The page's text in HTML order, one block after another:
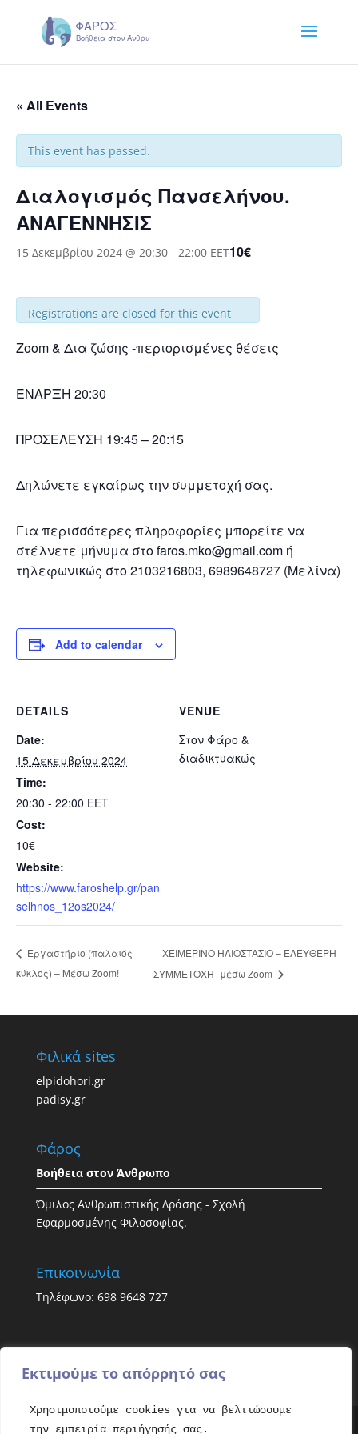
Εκτιμούμε το απόρρητό σας
Χρησιμοποιούμε cookies για να βελτιώσουμε
την εμπειρία περιήγησής σας.
« All Events
This event has passed.
Διαλογισμός Πανσελήνου.
ΑΝΑΓΕΝΝΗΣΙΣ
15 Δεκεμβρίου 2024 @ 20:30 - 22:00 EET10€
Registrations are closed for this event
Zoom & Δια ζώσης -περιορισμένες θέσεις
ΕΝΑΡΞΗ 20:30
ΠΡΟΣΕΛΕΥΣΗ 19:45 – 20:15
Δηλώνετε εγκαίρως την συμμετοχή σας.
Για περισσότερες πληροφορίες μπορείτε να
στέλνετε μήνυμα στο faros.mko@gmail.com ή
τηλεφωνικώς στο 2103216803, 6989648727 (Μελίνα)
Add to calendar
DETAILS
Date:
15 Δεκεμβρίου 2024
Time:
20:30 - 22:00 EET
Cost:
10€
Website:
https://www.faroshelp.gr/pan
selhnos_12os2024/
VENUE
Στον Φάρο &
διαδικτυακώς
Εργαστήριο (παλαιός
κύκλος) – Μέσω Zoom!
ΧΕΙΜΕΡΙΝΟ ΗΛΙΟΣΤΑΣΙΟ – ΕΛΕΥΘΕΡΗ
ΣΥΜΜΕΤΟΧΗ -μέσω Ζoom
Φιλικά sites
elpidohori.gr
padisy.gr
Φάρος
Βοήθεια στον Άνθρωπο
Όμιλος Ανθρωπιστικής Δράσης - Σχολή
Εφαρμοσμένης Φιλοσοφίας.
Επικοινωνία
Τηλέφωνο: 698 9648 727